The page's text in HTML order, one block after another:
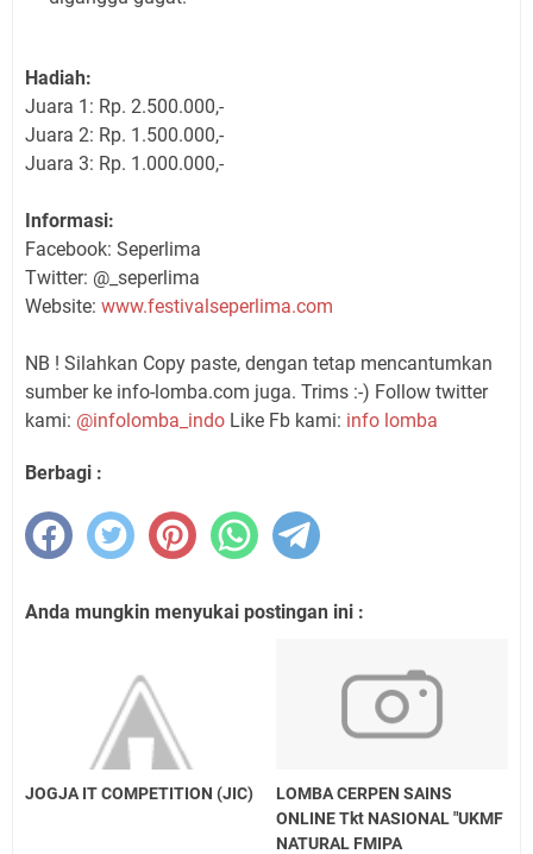
Hadiah:
Juara 1: Rp. 2.500.000,-
Juara 2: Rp. 1.500.000,-
Juara 3: Rp. 1.000.000,-
Informasi:
Facebook: Seperlima
Twitter: @_seperlima
Website: www.festivalseperlima.com
NB ! Silahkan Copy paste, dengan tetap mencantumkan
sumber ke info-lomba.com juga. Trims :-) Follow twitter
kami: @infolomba_indo Like Fb kami: info lomba
Berbagi :
Anda mungkin menyukai postingan ini :
JOGJA IT COMPETITION (JIC)
LOMBA CERPEN SAINS
ONLINE Tkt NASIONAL "UKMF
NATURAL FMIPA